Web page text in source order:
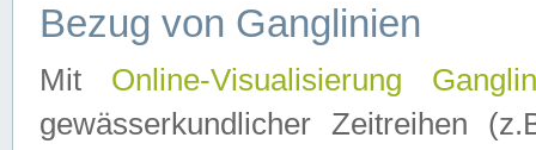
Bezug von Ganglinien
Mit Online-Visualisierung
gewässerkundlicher Zeitreihen